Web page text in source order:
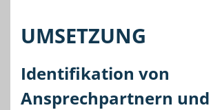
UMSETZUNG
Identifikation von
Ansprechpartnern und